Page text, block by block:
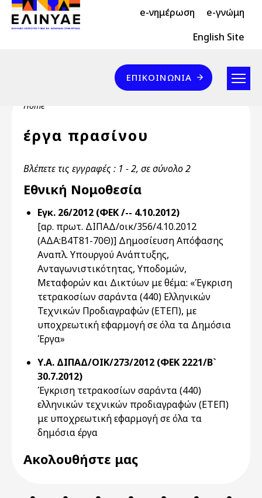
Skip to main content
Header Top 2 e-νημέρωση e-γνώμη
Header Top English Site
Επικοινωνία
ΕΠΙΚΟΙΝΩΝΊΑ
Breadcrumb
Home
έργα πρασίνου
Βλέπετε τις εγγραφές : 1 - 2, σε σύνολο 2
Εθνική Νομοθεσία
Εγκ. 26/2012 (ΦΕΚ /-- 4.10.2012)
[αρ. πρωτ. ΔΙΠΑΔ/οικ/356/4.10.2012
(ΑΔΑ:Β4Τ81-70Θ)] Δημοσίευση Απόφασης
Αναπλ. Υπουργού Ανάπτυξης,
Ανταγωνιστικότητας, Υποδομών,
Μεταφορών και Δικτύων με θέμα: «Έγκριση
τετρακοσίων σαράντα (440) Ελληνικών
Τεχνικών Προδιαγραφών (ΕΤΕΠ), με
υποχρεωτική εφαρμογή σε όλα τα Δημόσια
Έργα»
Υ.Α. ΔΙΠΑΔ/ΟΙΚ/273/2012 (ΦΕΚ 2221/Β`
30.7.2012)
Έγκριση τετρακοσίων σαράντα (440)
ελληνικών τεχνικών προδιαγραφών (ΕΤΕΠ)
με υποχρεωτική εφαρμογή σε όλα τα
δημόσια έργα
Ακολουθήστε μας